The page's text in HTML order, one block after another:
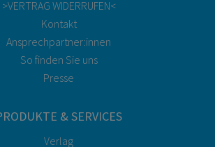
>VERTRAG WIDERRUFEN<
Kontakt
Ansprechpartner:innen
So finden Sie uns
Presse
& SERVICES
Verlag